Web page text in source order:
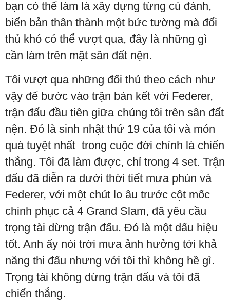
bạn có thể làm là xây dựng từng cú đánh,
biến bản thân thành một bức tường mà đối
thủ khó có thể vượt qua, đây là những gì
cần làm trên mặt sân đất nện.
Tôi vượt qua những đối thủ theo cách như
vậy để bước vào trận bán kết với Federer,
trận đấu đầu tiên giữa chúng tôi trên sân đất
nện. Đó là sinh nhật thứ 19 của tôi và món
quà tuyệt nhất trong cuộc đời chính là chiến
thắng. Tôi đã làm được, chỉ trong 4 set. Trận
đấu đã diễn ra dưới thời tiết mưa phùn và
Federer, với một chút lo âu trước cột mốc
chinh phục cả 4 Grand Slam, đã yêu cầu
trọng tài dừng trận đấu. Đó là một dấu hiệu
tốt. Anh ấy nói trời mưa ảnh hưởng tới khả
năng thi đấu nhưng với tôi thì không hề gì.
Trọng tài không dừng trận đấu và tôi đã
chiến thắng.